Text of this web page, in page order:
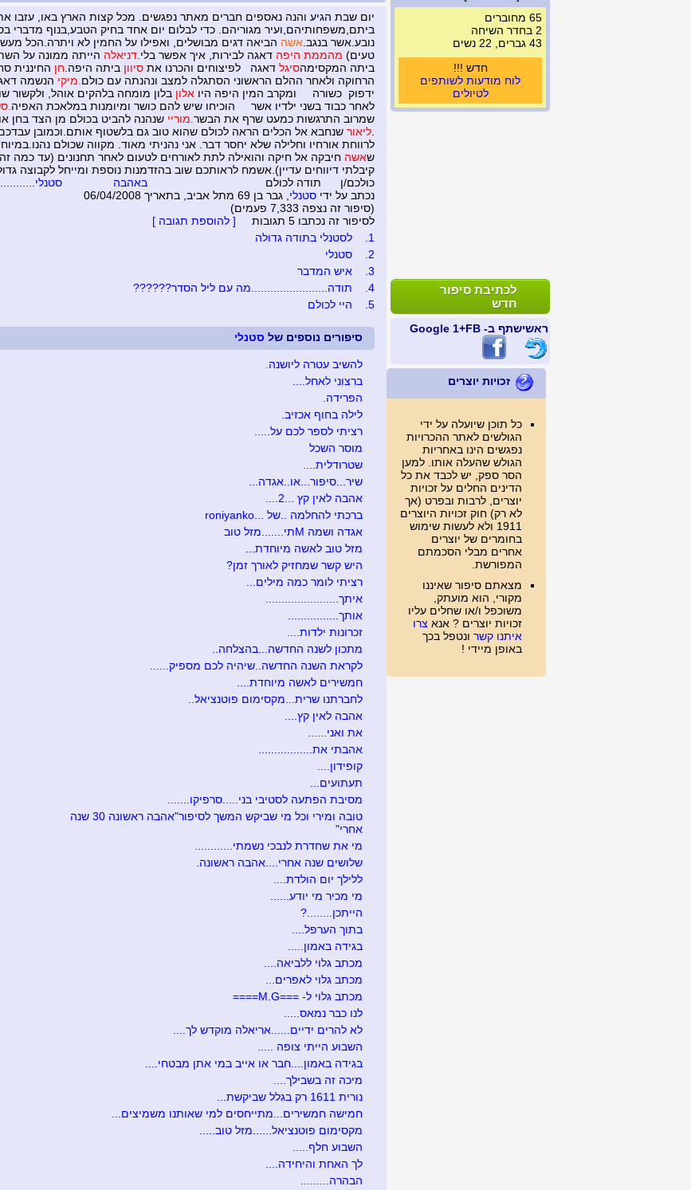
65 מחוברים
2 בחדר השיחה
43 גברים, 22 נשים
חדש !!!
לוח מודעות לשותפים
לטיולים
לכתיבת סיפור
חדש
ראשישתף ב- FB +1 Google
זכויות יוצרים
כל תוכן שיועלה על ידי
הגולשים לאתר ההכרויות
נפגשים הינו באחריות
הגולש שהעלה אותו. למען
הסר ספק, יש לכבד את כל
הדינים החלים על זכויות
יוצרים, לרבות ובפרט (אך
לא רק) חוק זכויות היוצרים
1911 ולא לעשות שימוש
בחומרים של יוצרים
אחרים מבלי הסכמתם
המפורשת.
מצאתם סיפור שאיננו
מקורי, הוא מועתק,
משוכפל ו/או שחלים עליו
זכויות יוצרים ? אנא צרו
איתנו קשר ונטפל בכך
באופן מיידי !
יום שבת הגיע והנה נאספים חברים מאתר נפגשים. מכל קצות הארץ באו, עזבו
ביתם,משפחותיהם,ועיר מגוריהם. כדי לבלום יום אחד בחיק הטבע,בנוף מדברי
נובע.אשר בנגב. אשה הביאה דגים מבושלים, ואפילו על החמין לא ויתרה.הכל מעשי
טעים) מהממת היפה דאגה לבירות, איך אפשר בלי. דניאלה הייתה ממונה על
ביתה המקסימהסיגל דאגה לפיצוחים והכרנו את סיוון ביתה היפה. חן החיננית
הרחוקה ולאחר ההלם הראשוני הסתגלה למצב ונהנתה עם כולם .מיקי הנשמה
ידפוק כשורה ומקרב המין היפה היו אלון בלון מומחה בלהקים אוהל, ולקשור
לאחר כבוד בשני ילדיו אשר הוכיחו שיש להם כושר ומיומנות במלאכת האפיה
שמרוב התרגשות כמעט שרף את הבשר .מוריי שנהנה להביט בכולם מן הצד בחן
ליאור שנחבא אל הכלים הראה לכולם שהוא טוב גם בלשטוף אותם .וכמובן
לרווחת אורחיו וחלילה שלא יחסר דבר. אני נהניתי מאוד. מקווה שכולם
שאשה חיבקה אל חיקה והואילה לתת לאורחים לטעום לאחר תחנונים (עד כמה זה
קיבלתי דיווחים עדיין) .אשמח לראותכם שוב בהזדמנות נוספת ומייחל לקבוצה
כולכם/ן תודה לכולם באהבה סטנלי............
נכתב על ידי סטנלי , גבר בן 69 מתל אביב, בתאריך 06/04/2008
(סיפור זה נצפה 7,333 פעמים)
לסיפור זה נכתבו 5 תגובות
[ להוספת תגובה ]
1.
לסטנלי בתודה גדולה
2.
סטנלי
3.
איש המדבר
4.
תודה........................מה עם ליל הסדר??????
5.
היי לכולם
סיפורים נוספים של סטנלי
להשיב עטרה ליושנה.
ברצוני לאחל....
הפרידה.
לילה בחוף אכזיב.
רציתי לספר לכם על.....
מוסר השכל
שטרודלית....
שיר...סיפור...או..אגדה...
אהבה לאין קץ ...2....
ברכתי להחלמה ..של ...roniyanko
אגדה ושמה Mתי.......מזל טוב
מזל טוב לאשה מיוחדת...
היש קשר שמחזיק לאורך זמן?
רציתי לומר כמה מילים...
איתך.......................
אותך................
זכרונות ילדות....
מתכון לשנה החדשה...בהצלחה..
לקראת השנה החדשה..שיהיה לכם מספיק......
חמשירים לאשה מיוחדת....
לחברתנו שרית...מקסימום פוטנציאל..
אהבה לאין קץ....
את ואני......
אהבתי את.................
קופידון....
תעתועים...
מסיבת הפתעה לסטיבי בני.....סרפיקו.......
טובה ומירי וכל מי שביקש המשך לסיפור"אהבה ראשונה 30 שנה
אחרי"
מי את שחדרת לנבכי נשמתי............
שלושים שנה אחרי....אהבה ראשונה.
ללילך יום הולדת....
מי מכיר מי יודע......
הייתכן........?
בתוך הערפל....
בגידה באמון.....
מכתב גלוי ללביאה....
מכתב גלוי לאפרים...
מכתב גלוי ל- ===M.G====
לנו כבר נמאס.....
לא להרים ידיים......אריאלה מוקדש לך....
השבוע הייתי צופה .....
בגידה באמון....חבר או אייב במי אתן מבטחי....
מיכה זה בשבילך....
נורית 1611 רק בגלל שביקשת...
חמישה חמשירים...מתייחסים למי שאותנו משמיצים...
מקסימום פוטנציאל......מזל טוב.....
השבוע חלף.....
לך האחת והיחידה....
הבהרה.........